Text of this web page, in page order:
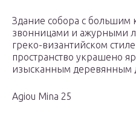
Здание собора с большим
звонницами и ажурными
греко-византийском
пространство украшено
изысканным деревянным
Agiou Mina 25